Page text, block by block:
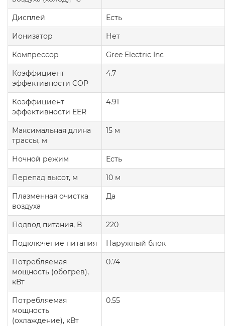
Дисплей Есть
Ионизатор Нет
Компрессор Gree Electric Inc
Коэффициент
эффективности COP
4.7
Коэффициент
эффективности EER
4.91
Максимальная длина
трассы, м
15 м
Ночной режим Есть
Перепад высот, м 10 м
Плазменная очистка
воздуха
Да
Подвод питания, В 220
Подключение питания Наружный блок
Потребляемая
мощность (обогрев),
кВт
0.74
Потребляемая
мощность
(охлаждение), кВт
0.55